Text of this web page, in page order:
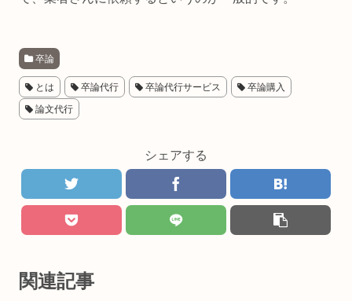
卒論
とは 卒論代行 卒論代行サービス
卒論購入
論文代行
シェアする
関連記事